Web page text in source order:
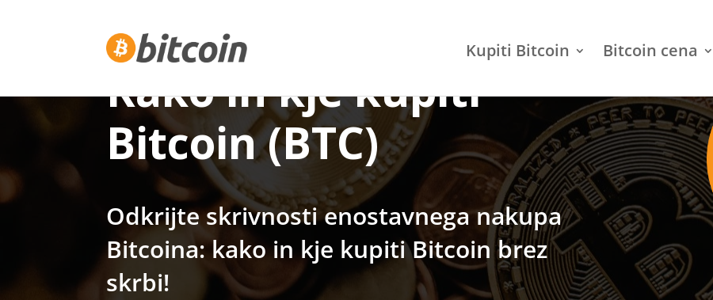
Kupiti Bitcoin Bitcoin cena
Kako in kje kupiti
Bitcoin (BTC)
Odkrijte skrivnosti enostavnega nakupa
Bitcoina: kako in kje kupiti Bitcoin brez
skrbi!